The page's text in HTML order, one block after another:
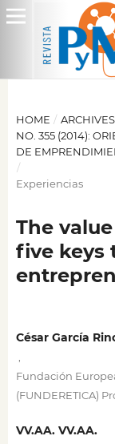
HOME / ARCHIVES
NO. 355 (2014):
DE
/
Experiencias
The
five keys
César García
Fundación
(FUNDERETICA)
VV.AA. VV.AA.